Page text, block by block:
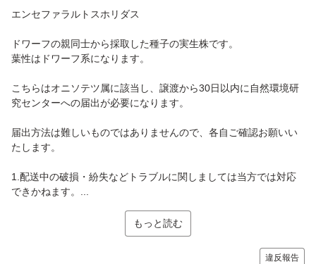
エンセファラルトスホリダス
ドワーフの親同士から採取した種子の実生株です。
葉性はドワーフ系になります。
こちらはオニソテツ属に該当し、譲渡から30日以内に自然環境研
究センターへの届出が必要になります。
届出方法は難しいものではありませんので、各自ご確認お願いい
たします。
1.配送中の破損・紛失などトラブルに関しましては当方では対応
できかねます。...
もっと読む
違反報告